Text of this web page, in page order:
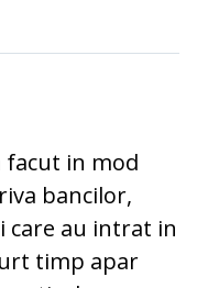
facut in mod
bancilor,
care au intrat in
timp apar